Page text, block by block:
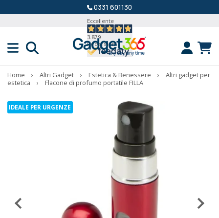
0331 601130
Eccellente
3.879
Recensioni
Home › Altri Gadget › Estetica & Benessere ›
Altri gadget per
estetica
› Flacone di profumo portatile FILLA
IDEALE PER URGENZE